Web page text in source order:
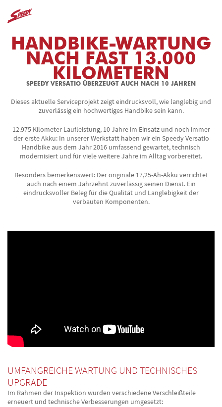
HANDBIKE-WARTUNG
NACH FAST 13.000
KILOMETERN
SPEEDY VERSATIO ÜBERZEUGT AUCH NACH 10 JAHREN
Dieses aktuelle Serviceprojekt zeigt eindrucksvoll, wie langlebig und
zuverlässig ein hochwertiges Handbike sein kann.
12.975 Kilometer Laufleistung, 10 Jahre im Einsatz und noch immer
der erste Akku: In unserer Werkstatt haben wir ein Speedy Versatio
Handbike aus dem Jahr 2016 umfassend gewartet, technisch
modernisiert und für viele weitere Jahre im Alltag vorbereitet.
Besonders bemerkenswert: Der originale 17,25-Ah-Akku verrichtet
auch nach einem Jahrzehnt zuverlässig seinen Dienst. Ein
eindrucksvoller Beleg für die Qualität und Langlebigkeit der
verbauten Komponenten.
UMFANGREICHE WARTUNG UND TECHNISCHES
UPGRADE
Im Rahmen der Inspektion wurden verschiedene Verschleißteile
erneuert und technische Verbesserungen umgesetzt: